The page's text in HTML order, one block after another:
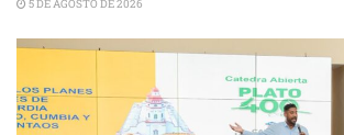
5 DE AGOSTO DE 2026